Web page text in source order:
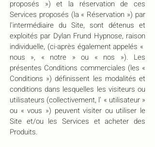
proposés ») et la réservation de ces
Services proposés (la « Réservation ») par
l'intermédiaire du Site, sont détenus et
exploités par Dylan Frund Hypnose, raison
individuelle, (ci-après également appelés «
nous », « notre » ou « nos »). Les
présentes Conditions commerciales (les «
Conditions ») définissent les modalités et
conditions dans lesquelles les visiteurs ou
utilisateurs (collectivement, l’ « utilisateur »
ou « vous ») peuvent visiter ou utiliser le
Site et/ou les Services et acheter des
Produits.